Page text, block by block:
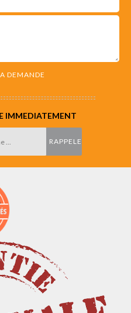
IMMEDIATEMENT